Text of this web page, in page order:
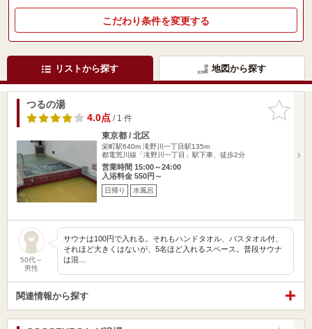
こだわり条件を変更する
リストから探す 地図から探す
お気に入
りに追加
つるの湯
4.0点/ 1 件
東京都 / 北区
栄町駅640m 滝野川一丁目駅135m
都電荒川線「滝野川一丁目」駅下車、徒歩2分
営業時間 15:00～24:00
入浴料金 550円～
日帰り 水風呂
50代～
男性
サウナは100円で入れる。それもハンドタオル、バスタオル付、
それほど大きくはないが、5名ほど入れるスペース。普段サウナ
は混…
関連情報から探す